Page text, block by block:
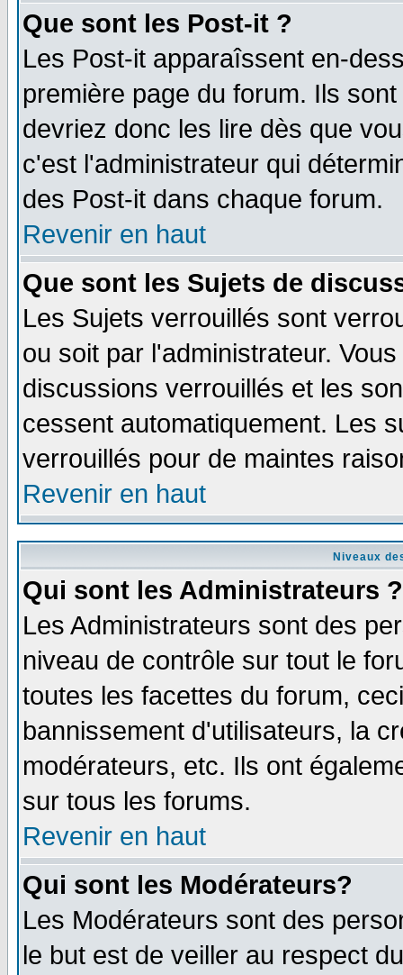
Que sont les Post-it ?
Les Post-it apparaîssent en-
première page du forum. Ils
devriez donc les lire dès que
c'est l'administrateur qui
des Post-it dans chaque forum.
Revenir en haut
Que sont les Sujets de
Les Sujets verrouillés sont
ou soit par l'administrateur.
discussions verrouillés et les
cessent automatiquement. Les
verrouillés pour de maintes
Revenir en haut
Niveaux
Qui sont les Administrateurs ?
Les Administrateurs sont des
niveau de contrôle sur tout le
toutes les facettes du forum,
bannissement d'utilisateurs, la
modérateurs, etc. Ils ont
sur tous les forums.
Revenir en haut
Qui sont les Modérateurs?
Les Modérateurs sont des
le but est de veiller au respect